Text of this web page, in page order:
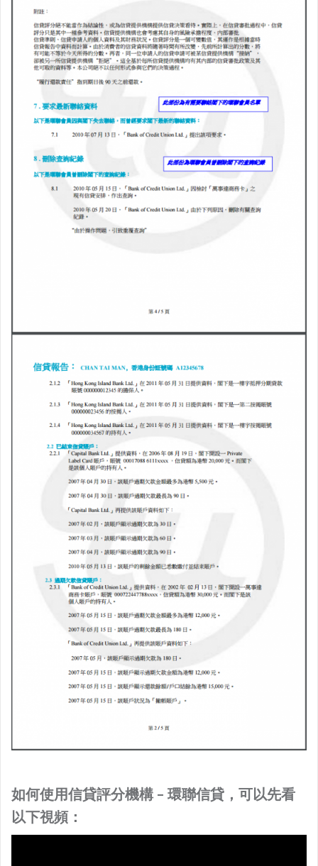
如何使用信貸評分機構 – 環聯信貸，可以先看
以下視頻：